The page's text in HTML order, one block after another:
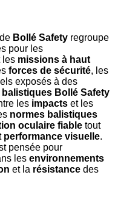
de Bollé Safety regroupe
pour les
les missions à haut
forces de sécurité, les
exposés à des
balistiques Bollé Safety
les impacts et les
normes balistiques
oculaire fiable tout
performance visuelle.
pensée pour
les environnements
et la résistance des